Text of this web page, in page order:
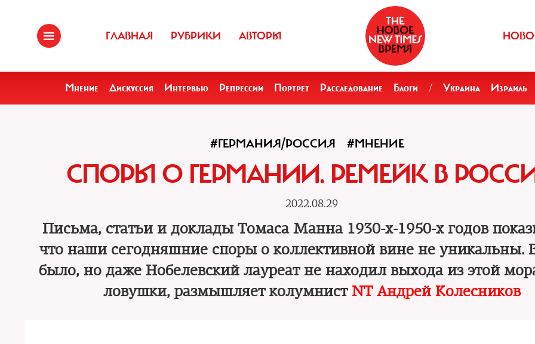
ГЛАВНАЯ РУБРИКИ АВТОРЫ
Мнение Дискуссия Интервью Репрессии Портрет Расследование Блоги / Украина Израиль
#ГЕРМАНИЯ/РОССИЯ #МНЕНИЕ
СПОРЫ О ГЕРМАНИИ. РЕМЕЙК В
2022.08.29
Письма, статьи и доклады Томаса Манна 1930-х-1950-х годов
что наши сегодняшние споры о коллективной вине не уникальны.
было, но даже Нобелевский лауреат не находил выхода из этой
ловушки, размышляет колумнист NT Андрей Колесников